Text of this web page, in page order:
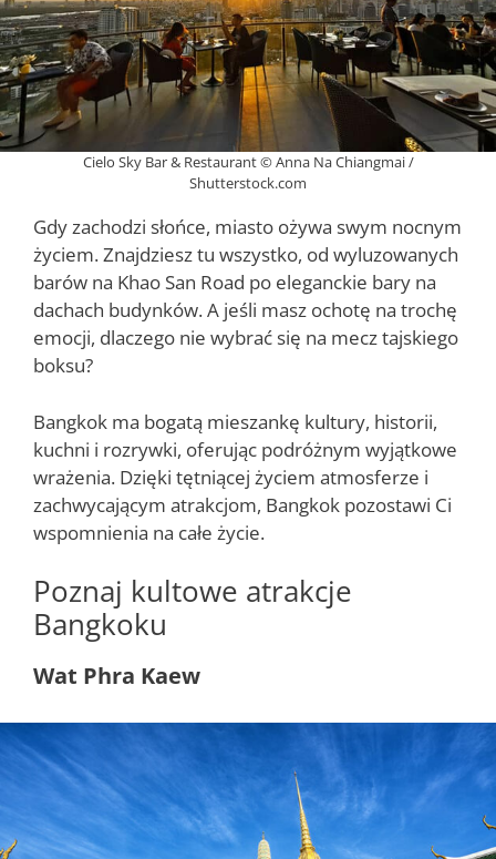
Cielo Sky Bar & Restaurant © Anna Na Chiangmai /
Shutterstock.com
Gdy zachodzi słońce, miasto ożywa swym nocnym
życiem. Znajdziesz tu wszystko, od wyluzowanych
barów na Khao San Road po eleganckie bary na
dachach budynków. A jeśli masz ochotę na trochę
emocji, dlaczego nie wybrać się na mecz tajskiego
boksu?
Bangkok ma bogatą mieszankę kultury, historii,
kuchni i rozrywki, oferując podróżnym wyjątkowe
wrażenia. Dzięki tętniącej życiem atmosferze i
zachwycającym atrakcjom, Bangkok pozostawi Ci
wspomnienia na całe życie.
Poznaj kultowe atrakcje
Bangkoku
Wat Phra Kaew